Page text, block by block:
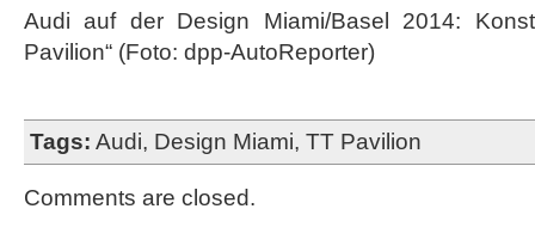
Audi auf der Design Miami/Basel 2014:
Pavilion“ (Foto: dpp-AutoReporter)
Tags: Audi, Design Miami, TT Pavilion
Comments are closed.